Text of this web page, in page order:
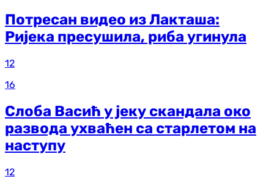
Потресан видео из Лакташа:
Ријека пресушила, риба угинула
12
16
Слоба Васић у јеку скандала око
развода ухваћен са старлетом на
наступу
12